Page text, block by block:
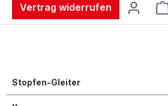
Vertrag widerrufen
Stopfen-Gleiter